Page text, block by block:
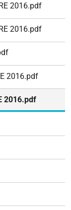
2016.pdf
2016.pdf
2016.pdf
2016.pdf